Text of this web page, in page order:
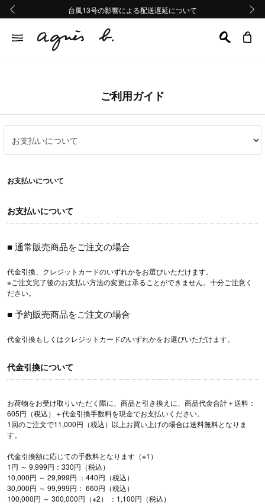
熊本地域地震の影響による配送遅延について
Summer Sale 2buy10%OFF!!
台風13号の影響による配送遅延について
熊本地域地震の影響による配送遅延について
Summer Sale 2buy10%OFF!!
ご利用ガイド
お支払いについて
お支払いについて
■ 通常販売商品をご注文の場合
代金引換、クレジットカードのいずれかをお選びいただけます。
※ご注文完了後のお支払い方法の変更は承ることができません。十分ご注意く
ださい。
■ 予約販売商品をご注文の場合
代金引換もしくはクレジットカードのいずれかをお選びいただけます。
代金引換について
お荷物をお受け取りいただく際に、商品と引き換えに、商品代金合計＋送料：
605円（税込）＋代金引換手数料を現金でお支払いください。
1回のご注文で11,000円（税込）以上お買い上げの場合は送料無料となりま
す。
代金引換額に応じての手数料となります（※1）
1円 ～ 9,999円：330円（税込）
10,000円 ～ 29,999円 ：440円（税込）
30,000円 ～ 99,999円： 660円（税込）
100,000円 ～ 300,000円（※2） ：1,100円（税込）